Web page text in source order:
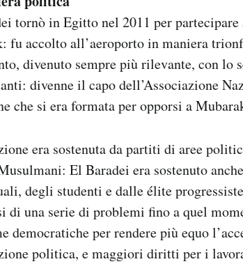
tornò in Egitto nel 2011 per
fu accolto all’aeroporto in maniera
divenuto sempre più rilevante, con lo
divenne il capo dell’Associazione
che si era formata per opporsi a
era sostenuta da partiti di aree
El Baradei era sostenuto
degli studenti e dalle élite
di una serie di problemi fino a quel
democratiche per rendere più equo
politica, e maggiori diritti per i